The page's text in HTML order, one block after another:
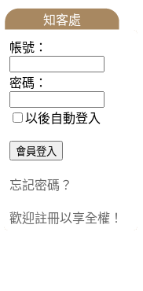
知客處
帳號：
密碼：
以後自動登入
忘記密碼？
歡迎註冊以享全權！